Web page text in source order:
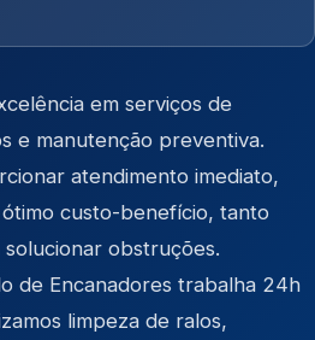
em serviços de
e manutenção preventiva.
atendimento imediato,
custo-benefício, tanto
obstruções.
de Encanadores trabalha 24h
limpeza de ralos,